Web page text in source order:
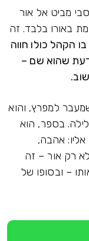
מביט אל אור
באורו בלבד. זה
הקהל כולו חווה
שהוא שם –
למפרץ, והוא
בספר, הוא
אהבה,
רק אור – זה
– ובסופו של